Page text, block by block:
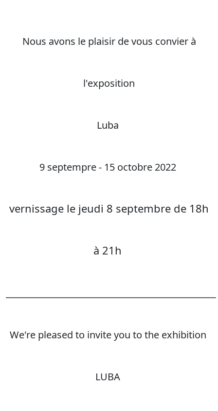
Nous avons le plaisir de vous convier à
l'exposition
Luba
9 septempre - 15 octobre 2022
vernissage le jeudi 8 septembre de 18h
à 21h
We're pleased to invite you to the exhibition
LUBA